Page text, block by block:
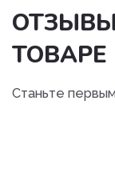
ТОВАРЕ
Станьте